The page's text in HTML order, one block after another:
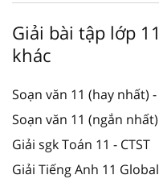
Giải bài tập lớp
khác
Soạn văn 11 (hay nhất) -
Soạn văn 11 (ngắn nhất)
Giải sgk Toán 11 - CTST
Giải Tiếng Anh 11